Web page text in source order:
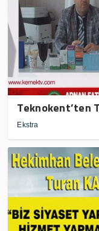
Teknokent’ten
Ekstra